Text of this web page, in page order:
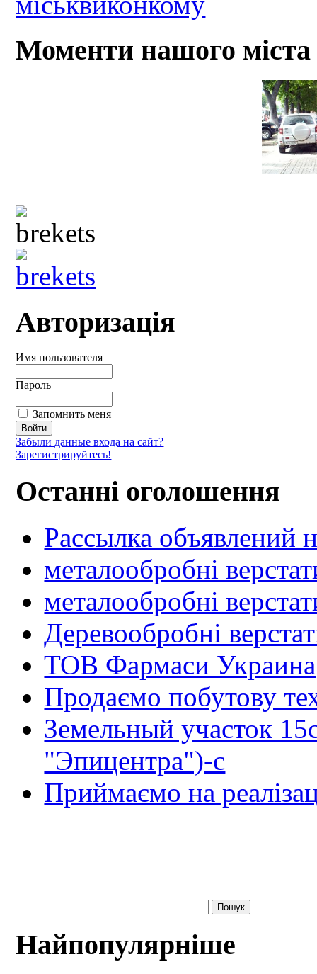
Моменти нашого міста
Авторизація
Имя пользователя
Пароль
Запомнить меня
Забыли данные входа на сайт?
Зарегистрируйтесь!
Останні оголошення
Рассылка объявлений
металообробні
металообробні
Деревообробні
ТОВ Фармаси Украина
Продаємо побутову
Земельный участок
"Эпицентра")-с
Приймаємо на
Найпопулярніше